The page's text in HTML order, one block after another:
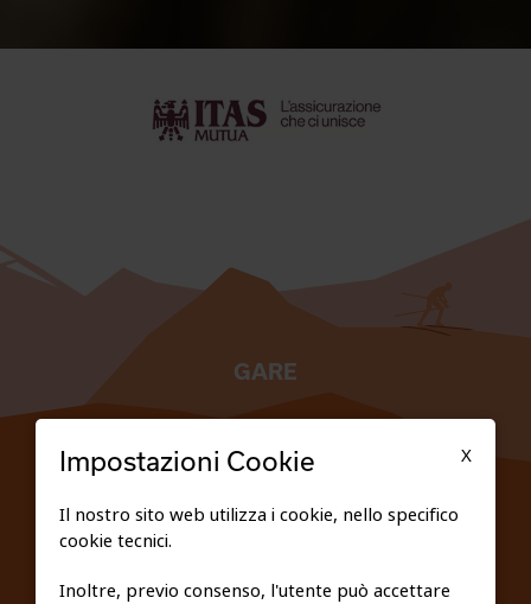
GARE
X
Impostazioni Cookie
Il nostro sito web utilizza i cookie, nello specifico
cookie tecnici.
Inoltre, previo consenso, l'utente può accettare